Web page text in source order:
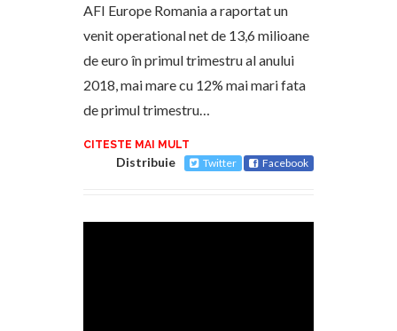
AFI Europe Romania a raportat un
venit operational net de 13,6 milioane
de euro în primul trimestru al anului
2018, mai mare cu 12% mai mari fata
de primul trimestru…
CITESTE MAI MULT
Distribuie Twitter Facebook